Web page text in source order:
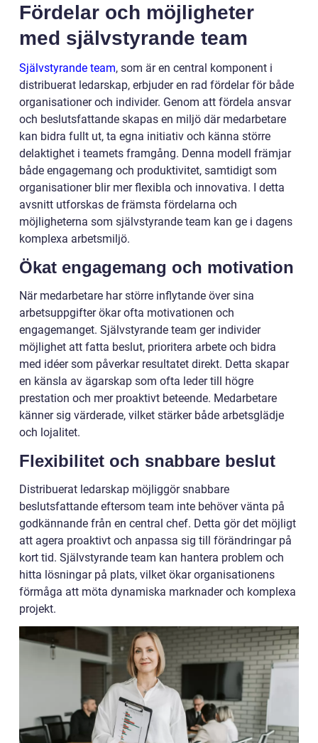
Fördelar och möjligheter
med självstyrande team
Självstyrande team, som är en central komponent i
distribuerat ledarskap, erbjuder en rad fördelar för både
organisationer och individer. Genom att fördela ansvar
och beslutsfattande skapas en miljö där medarbetare
kan bidra fullt ut, ta egna initiativ och känna större
delaktighet i teamets framgång. Denna modell främjar
både engagemang och produktivitet, samtidigt som
organisationer blir mer flexibla och innovativa. I detta
avsnitt utforskas de främsta fördelarna och
möjligheterna som självstyrande team kan ge i dagens
komplexa arbetsmiljö.
Ökat engagemang och motivation
När medarbetare har större inflytande över sina
arbetsuppgifter ökar ofta motivationen och
engagemanget. Självstyrande team ger individer
möjlighet att fatta beslut, prioritera arbete och bidra
med idéer som påverkar resultatet direkt. Detta skapar
en känsla av ägarskap som ofta leder till högre
prestation och mer proaktivt beteende. Medarbetare
känner sig värderade, vilket stärker både arbetsglädje
och lojalitet.
Flexibilitet och snabbare beslut
Distribuerat ledarskap möjliggör snabbare
beslutsfattande eftersom team inte behöver vänta på
godkännande från en central chef. Detta gör det möjligt
att agera proaktivt och anpassa sig till förändringar på
kort tid. Självstyrande team kan hantera problem och
hitta lösningar på plats, vilket ökar organisationens
förmåga att möta dynamiska marknader och komplexa
projekt.